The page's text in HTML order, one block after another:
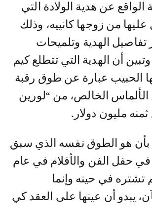
من زوجها كانييه، وذلك
الهدية وتلميحات
أن الهدية التي تتطلع كيم
الحبيب عبارة عن طوق رقبة
الخالص، من “لورين
ثمنه مليون دولار.
هو الطوق نفسه الذي سبق
في حفل الفن والأفلام في عام
لم تشتره في حينه وإنما
يبدو أن عينها على العقد كي